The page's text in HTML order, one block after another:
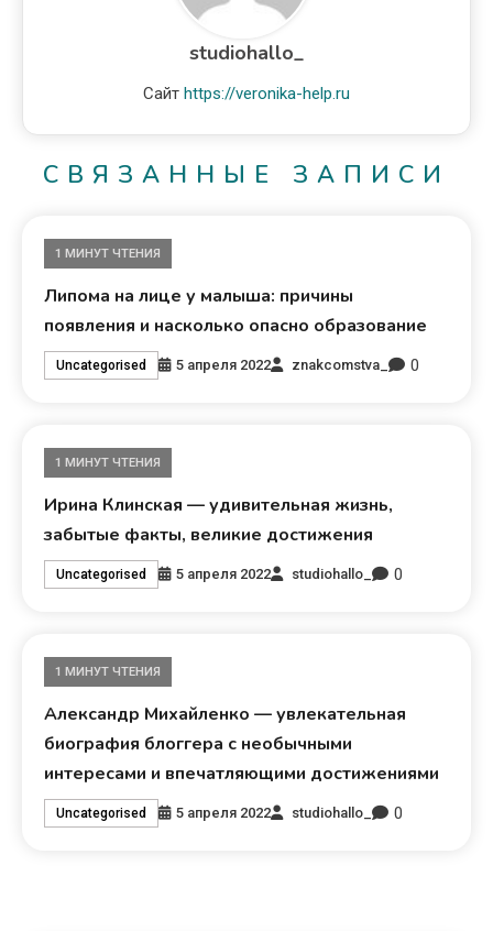
studiohallo_
Сайт https://veronika-help.ru
СВЯЗАННЫЕ ЗАПИСИ
1 МИНУТ ЧТЕНИЯ
Липома на лице у малыша: причины
появления и насколько опасно образование
Uncategorised 5 апреля 2022 znakcomstva_ 0
1 МИНУТ ЧТЕНИЯ
Ирина Клинская — удивительная жизнь,
забытые факты, великие достижения
Uncategorised 5 апреля 2022 studiohallo_ 0
1 МИНУТ ЧТЕНИЯ
Александр Михайленко — увлекательная
биография блоггера с необычными
интересами и впечатляющими достижениями
Uncategorised 5 апреля 2022 studiohallo_ 0